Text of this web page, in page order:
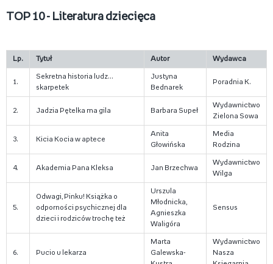
TOP 10 - Literatura dziecięca
Lp. Tytuł Autor Wydawca
1.
Sekretna historia ludz...
skarpetek
Justyna
Bednarek
Poradnia K.
2. Jadzia Pętelka ma gila Barbara Supeł
Wydawnictwo
Zielona Sowa
3. Kicia Kocia w aptece
Anita
Głowińska
Media
Rodzina
4. Akademia Pana Kleksa Jan Brzechwa
Wydawnictwo
Wilga
5.
Odwagi, Pinku! Książka o
odporności psychicznej dla
dzieci i rodziców trochę też
Urszula
Młodnicka,
Agnieszka
Waligóra
Sensus
6. Pucio u lekarza
Marta
Galewska-
Wydawnictwo
Nasza